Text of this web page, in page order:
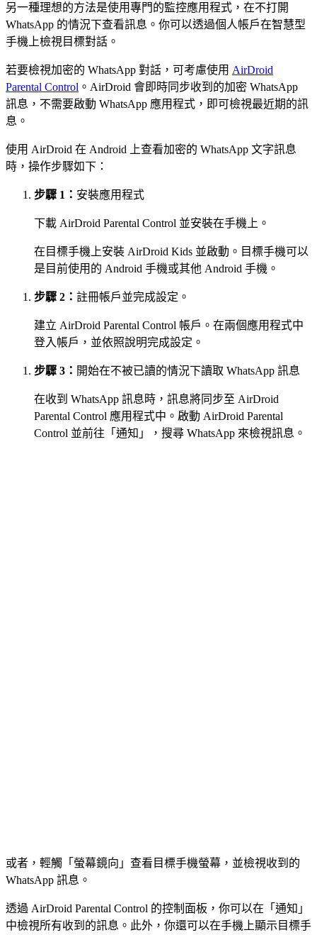
另一種理想的方法是使用專門的監控應用程式，在不打開
WhatsApp 的情況下查看訊息。你可以透過個人帳戶在智慧型
手機上檢視目標對話。
若要檢視加密的 WhatsApp 對話，可考慮使用 AirDroid
Parental Control 。AirDroid 會即時同步收到的加密 WhatsApp
訊息，不需要啟動 WhatsApp 應用程式，即可檢視最近期的訊
息。
使用 AirDroid 在 Android 上查看加密的 WhatsApp 文字訊息
時，操作步驟如下：
步驟 1： 安裝應用程式
下載 AirDroid Parental Control 並安裝在手機上。
在目標手機上安裝 AirDroid Kids 並啟動。目標手機可以
是目前使用的 Android 手機或其他 Android 手機。
步驟 2： 註冊帳戶並完成設定。
建立 AirDroid Parental Control 帳戶。在兩個應用程式中
登入帳戶，並依照說明完成設定。
步驟 3： 開始在不被已讀的情況下讀取 WhatsApp 訊息
在收到 WhatsApp 訊息時，訊息將同步至 AirDroid
Parental Control 應用程式中。啟動 AirDroid Parental
Control 並前往「通知」，搜尋 WhatsApp 來檢視訊息。
或者，輕觸「螢幕鏡向」查看目標手機螢幕，並檢視收到的
WhatsApp 訊息。
透過 AirDroid Parental Control 的控制面板，你可以在「通知」
中檢視所有收到的訊息。此外，你還可以在手機上顯示目標手